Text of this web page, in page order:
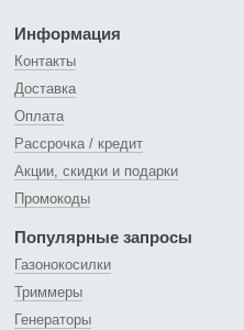
Информация
Контакты
Доставка
Оплата
Рассрочка / кредит
Акции, скидки и подарки
Промокоды
Популярные запросы
Газонокосилки
Триммеры
Генераторы